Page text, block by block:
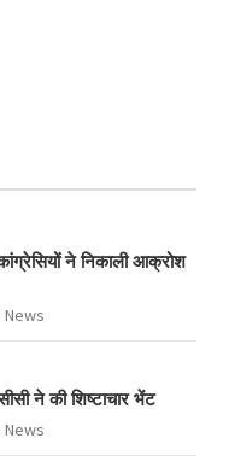
ने निकाली आक्रोश
News
ने की शिष्टाचार भेंट
News